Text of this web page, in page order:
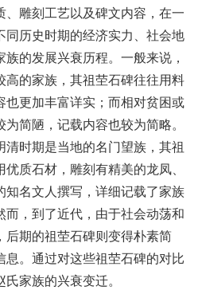
雕刻工艺以及碑文内容，在一
同历史时期的经济实力、社会地
的发展兴衰历程。一般来说，
高的家族，其祖茔石碑往往用料
也更加丰富详实；而相对贫困或
简陋，记载内容也较为简略。
时期是当地的名门望族，其祖
质石材，雕刻有精美的龙凤、
知名文人撰写，详细记载了家族
而，到了近代，由于社会动荡和
后期的祖茔石碑则变得朴素简
息。通过对这些祖茔石碑的对比
家族的兴衰变迁。